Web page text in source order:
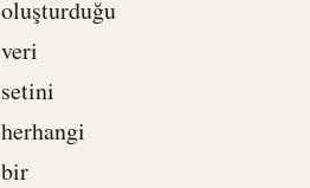
oluşturduğu
veri
setini
herhangi
bir